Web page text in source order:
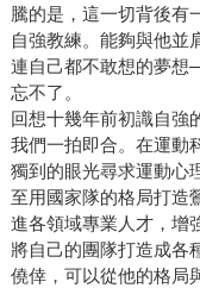
騰的是，這一切背後有
自強教練。能夠與他並
連自己都不敢想的夢想
忘不了。
回想十幾年前初識自強
我們一拍即合。在運動
獨到的眼光尋求運動心
至用國家隊的格局打造
進各領域專業人才，增
將自己的團隊打造成各
僥倖，可以從他的格局